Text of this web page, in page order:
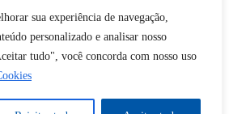
sua experiência de navegação,
personalizado e analisar nosso
tudo", você concorda com nosso uso
esquerda : 0